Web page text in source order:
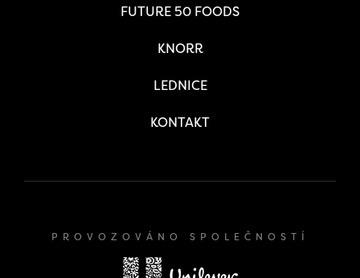
FUTURE 50 FOODS
KNORR
LEDNICE
KONTAKT
PROVOZOVÁNO SPOLEČNOSTÍ